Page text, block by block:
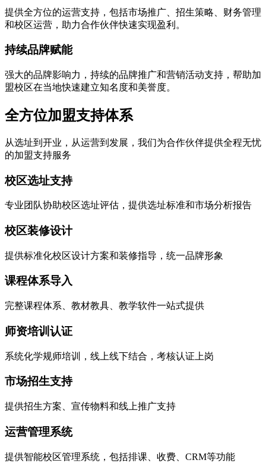
提供全方位的运营支持，包括市场推广、招生策略、财务管理
和校区运营，助力合作伙伴快速实现盈利。
持续品牌赋能
强大的品牌影响力，持续的品牌推广和营销活动支持，帮助加
盟校区在当地快速建立知名度和美誉度。
全方位加盟支持体系
从选址到开业，从运营到发展，我们为合作伙伴提供全程无忧
的加盟支持服务
校区选址支持
专业团队协助校区选址评估，提供选址标准和市场分析报告
校区装修设计
提供标准化校区设计方案和装修指导，统一品牌形象
课程体系导入
完整课程体系、教材教具、教学软件一站式提供
师资培训认证
系统化学规师培训，线上线下结合，考核认证上岗
市场招生支持
提供招生方案、宣传物料和线上推广支持
运营管理系统
提供智能校区管理系统，包括排课、收费、CRM等功能